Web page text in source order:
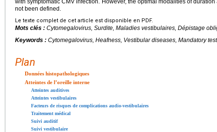
with symptomatic CMV infection. However, the optimal modalities of
not been defined.
Le texte complet de cet article est disponible en PDF.
Mots clés : Cytomegalovirus, Surdite, Maladies vestibulaires, Dépistage
Keywords : Cytomegalovirus, Heafness, Vestibular diseases, Mandatory
Plan
Données histopathologiques
Atteintes de l’oreille interne
Atteintes auditives
Atteintes vestibulaires
Facteurs de risques de complications audio-vestibulaires
Traitement médical
Suivi auditif
Suivi vestibulaire